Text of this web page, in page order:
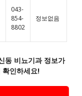
043-
854-
8802
정보없음
동 비뇨기과 정보가
확인하세요!